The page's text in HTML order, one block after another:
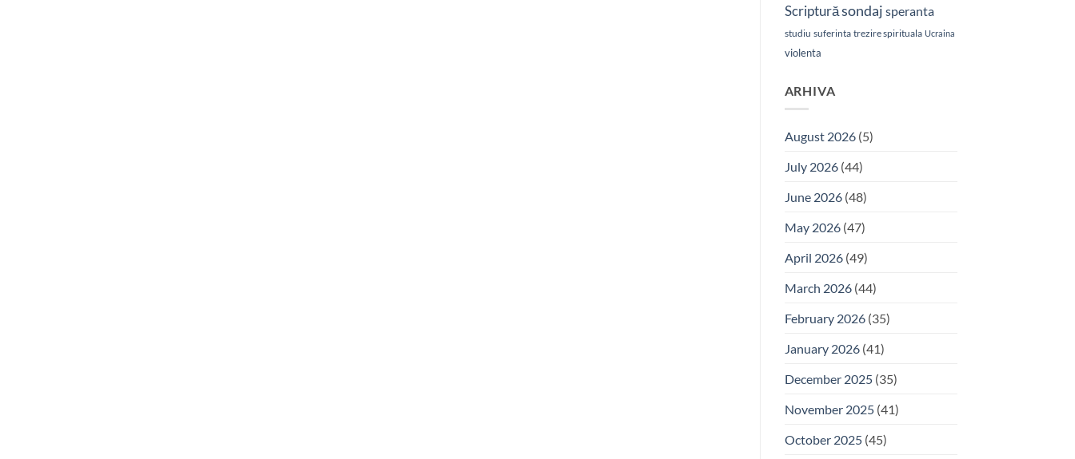
Scripturăsondaj speranta
studiu suferinta trezire spirituala Ucraina
violenta
ARHIVA
August 2026(5)
July 2026(44)
June 2026(48)
May 2026(47)
April 2026(49)
March 2026(44)
February 2026(35)
January 2026(41)
December 2025(35)
November 2025(41)
October 2025(45)